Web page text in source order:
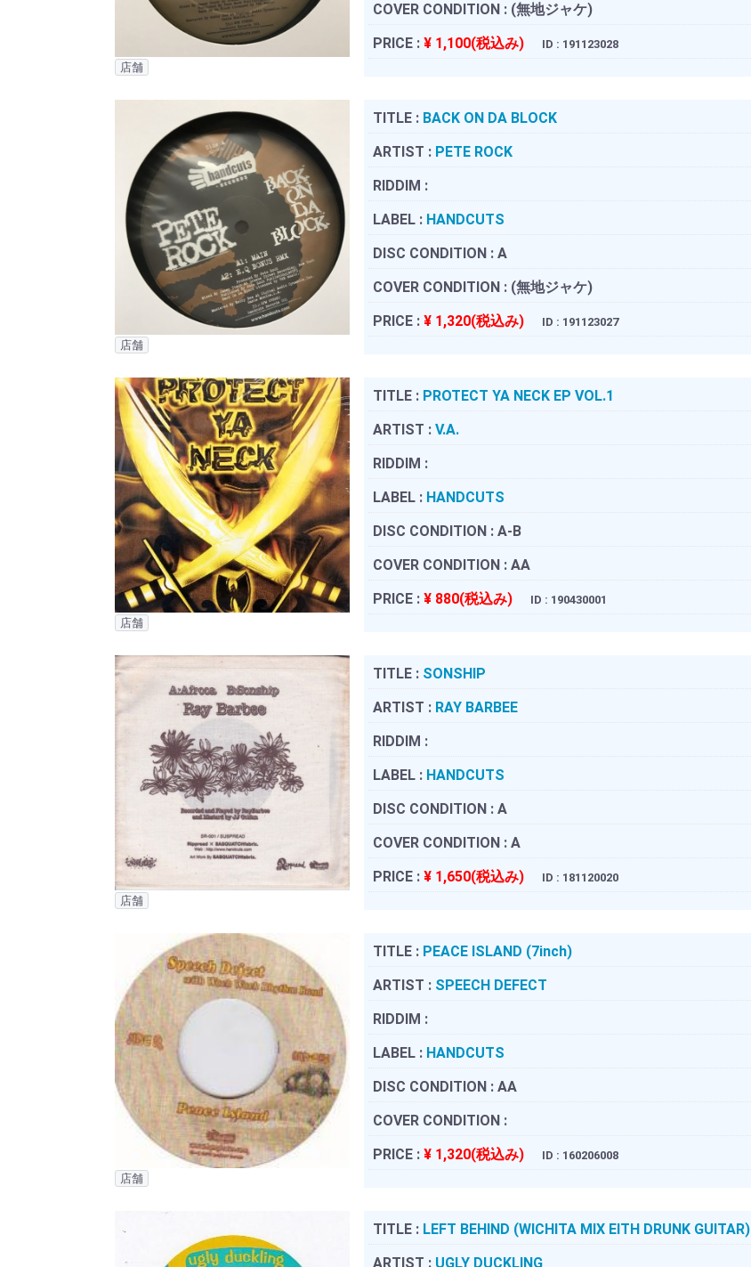
店舗
COVER CONDITION : (無地ジャケ)
PRICE : ¥ 1,100(税込み) ID : 191123028
店舗
TITLE : BACK ON DA BLOCK
ARTIST : PETE ROCK
RIDDIM :
LABEL : HANDCUTS
DISC CONDITION : A
COVER CONDITION : (無地ジャケ)
PRICE : ¥ 1,320(税込み) ID : 191123027
店舗
TITLE : PROTECT YA NECK EP VOL.1
ARTIST : V.A.
RIDDIM :
LABEL : HANDCUTS
DISC CONDITION : A-B
COVER CONDITION : AA
PRICE : ¥ 880(税込み) ID : 190430001
店舗
TITLE : SONSHIP
ARTIST : RAY BARBEE
RIDDIM :
LABEL : HANDCUTS
DISC CONDITION : A
COVER CONDITION : A
PRICE : ¥ 1,650(税込み) ID : 181120020
店舗
TITLE : PEACE ISLAND (7inch)
ARTIST : SPEECH DEFECT
RIDDIM :
LABEL : HANDCUTS
DISC CONDITION : AA
COVER CONDITION :
PRICE : ¥ 1,320(税込み) ID : 160206008
TITLE : LEFT BEHIND (WICHITA MIX EITH DRUNK GUITAR)
ARTIST : UGLY DUCKLING